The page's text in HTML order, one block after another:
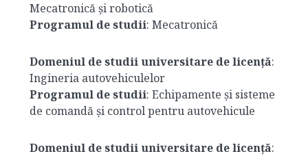
Mecatronică și robotică
Programul de studii: Mecatronică
Domeniul de studii universitare de licență:
Ingineria autovehiculelor
Programul de studii: Echipamente și sisteme
de comandă și control pentru autovehicule
Domeniul de studii universitare de licență: